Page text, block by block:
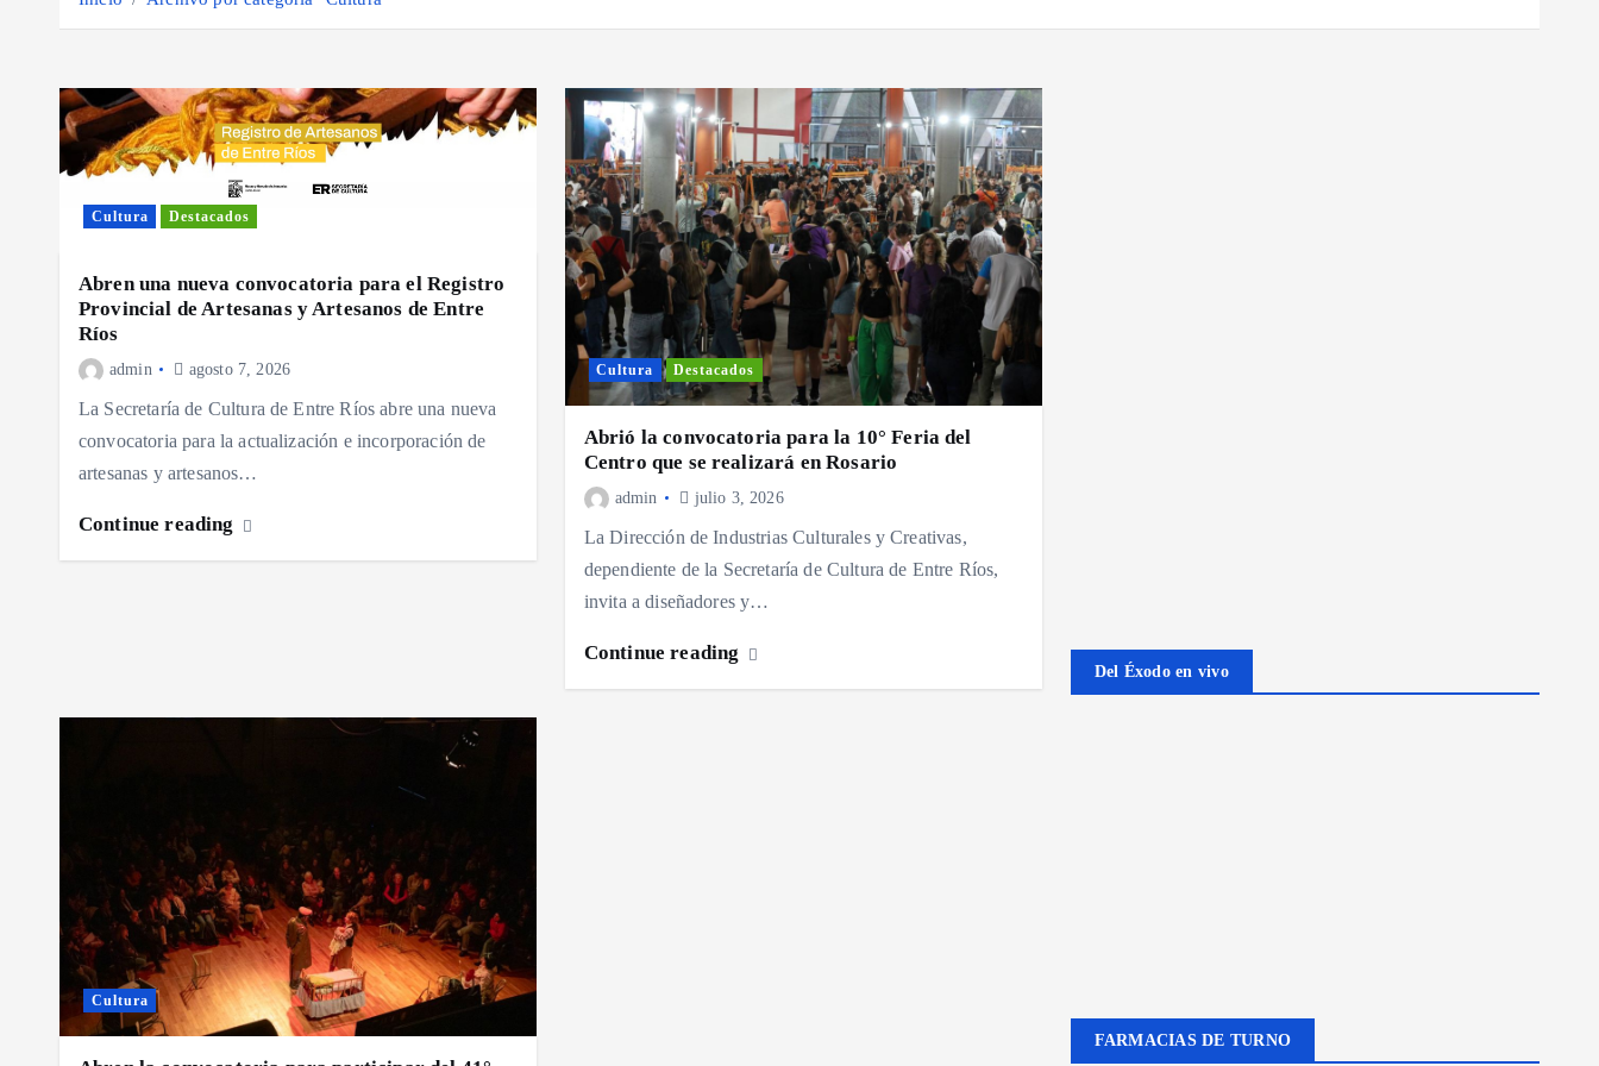
Cultura Destacados
Abren una nueva convocatoria para el Registro
Provincial de Artesanas y Artesanos de Entre
Ríos
admin agosto 7, 2026
La Secretaría de Cultura de Entre Ríos abre una nueva
convocatoria para la actualización e incorporación de
artesanas y artesanos…
Continue reading
Cultura Destacados
Abrió la convocatoria para la 10° Feria del
Centro que se realizará en Rosario
admin julio 3, 2026
La Dirección de Industrias Culturales y Creativas,
dependiente de la Secretaría de Cultura de Entre Ríos,
invita a diseñadores y…
Continue reading
Cultura
Del Éxodo en vivo
FARMACIAS DE TURNO